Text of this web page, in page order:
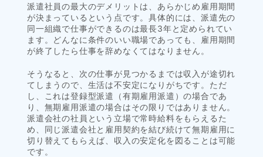
派遣社員の最大のデメリットは、あらかじめ雇用期間
が決まっているという点です。具体的には、派遣先の
同一組織で仕事ができるのは最長3年と定められてい
ます。どんなに条件のいい職場であっても、雇用期間
が終了したら仕事を辞めなくてはなりません。
そうなると、次の仕事が見つかるまでは収入が途切れ
てしまうので、生活は不安定になりがちです。ただ
し、これは登録型派遣（有期雇用派遣）の場合であ
り、無期雇用派遣の場合はその限りではありません。
派遣会社の社員という立場で常時給料をもらえるた
め、同じ派遣会社と雇用契約を結び続けて無期雇用に
切り替えてもらえば、収入の安定化を図ることは可能
です。